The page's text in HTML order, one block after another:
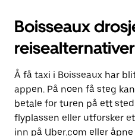
Boisseaux
reisealternativer
Å få taxi i Boisseaux har
appen. På noen få steg
betale for turen på ett
flyplassen eller utforsker
inn på Uber.com eller